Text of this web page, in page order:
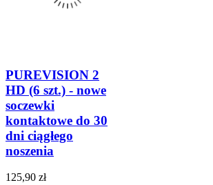
PUREVISION 2
HD (6 szt.) - nowe
soczewki
kontaktowe do 30
dni ciągłego
noszenia
125,90 zł